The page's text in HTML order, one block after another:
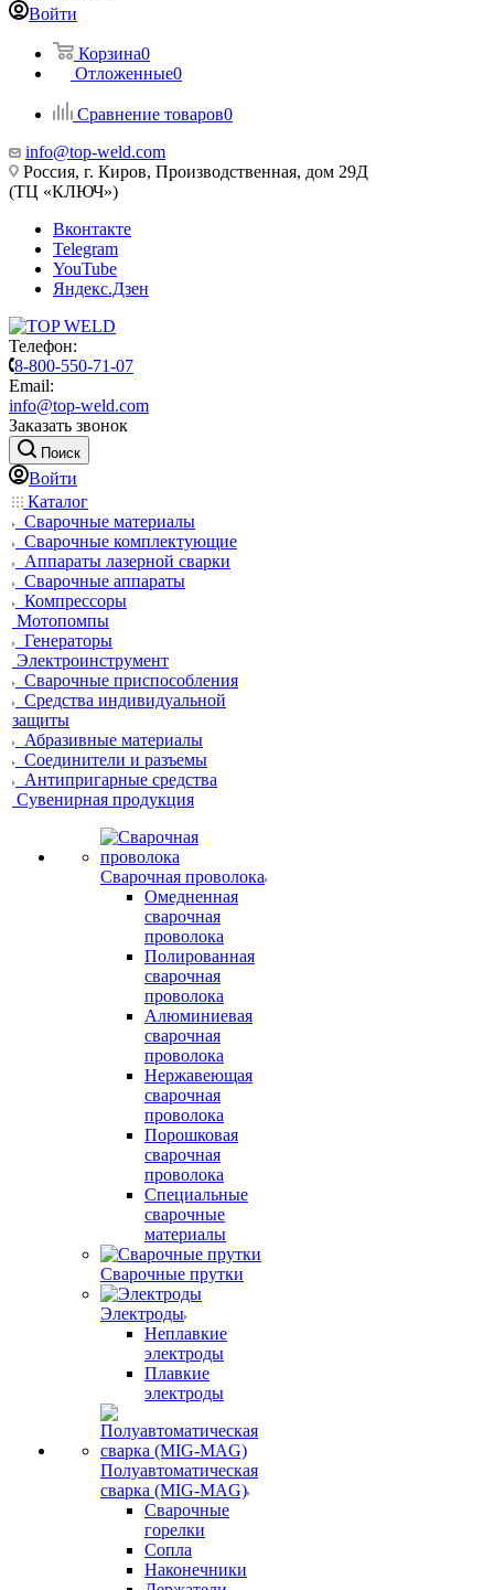
Войти
Корзина0
Отложенные0
Сравнение товаров0
info@top-weld.com
Россия, г. Киров, Производственная, дом 29Д
(ТЦ «КЛЮЧ»)
Вконтакте
Telegram
YouTube
Яндекс.Дзен
Телефон:
8-800-550-71-07
Email:
info@top-weld.com
Заказать звонок
Поиск
Войти
Каталог
Сварочные материалы
Сварочные комплектующие
Аппараты лазерной сварки
Сварочные аппараты
Компрессоры
Мотопомпы
Генераторы
Электроинструмент
Сварочные приспособления
Средства индивидуальной
защиты
Абразивные материалы
Соединители и разъемы
Антипригарные средства
Сувенирная продукция
Сварочная проволока
Омедненная
сварочная
проволока
Полированная
сварочная
проволока
Алюминиевая
сварочная
проволока
Нержавеющая
сварочная
проволока
Порошковая
сварочная
проволока
Специальные
сварочные
материалы
Сварочные прутки
Электроды
Неплавкие
электроды
Плавкие
электроды
Полуавтоматическая
сварка (MIG-MAG)
Сварочные
горелки
Сопла
Наконечники